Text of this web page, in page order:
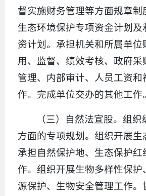
督实施财务管理等方面规章制
生态环境保护专项资金计划及
资计划。承担机关和所属单位
用、监督、绩效考核、政府采
管理、内部审计、人员工资和
作。完成单位交办的其他工作。
（三）自然法宣股。组
方面的专项规划。组织开展生
承担自然保护地、生态保护红
作。组织开展生物多样性保护
源保护、生物安全管理工作。